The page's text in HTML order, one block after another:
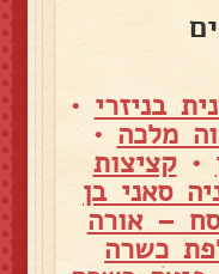
בניזרי •
מלכה •
•קציצות
סאני בן
– אורה
כשרה